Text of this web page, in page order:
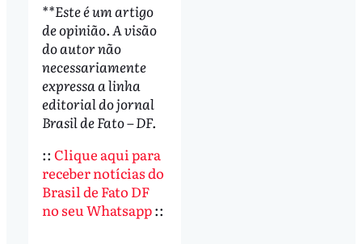
**Este é um artigo
de opinião. A visão
do autor não
necessariamente
expressa a linha
editorial do jornal
Brasil de Fato – DF.
:: Clique aqui para
receber notícias do
Brasil de Fato DF
no seu Whatsapp::